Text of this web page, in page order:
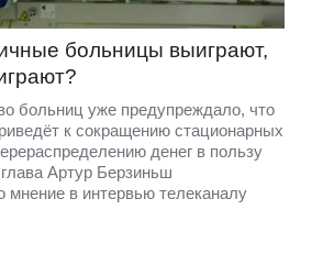
больницы выиграют,
больниц уже предупреждало, что
к сокращению стационарных
денег в пользу
Артур Берзиньш
мнение в интервью телеканалу